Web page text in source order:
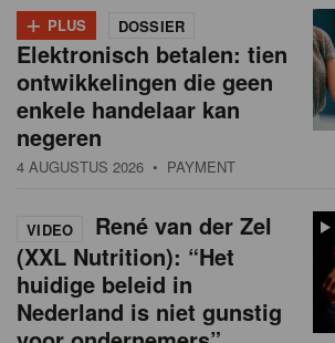
+ PLUS DOSSIER
Elektronisch betalen: tien
ontwikkelingen die geen
enkele handelaar kan
negeren
4 AUGUSTUS 2026 • PAYMENT
VIDEO
René van der Zel
(XXL Nutrition): “Het
huidige beleid in
Nederland is niet gunstig